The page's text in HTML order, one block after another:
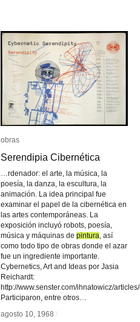
obras
Serendipia Cibernética
…rdenador: el arte, la música, la
poesía, la danza, la escultura, la
animación. La idea principal fue
examinar el papel de la cibernética en
las artes contemporáneas. La
exposición incluyó robots, poesía,
música y máquinas de pintura , así
como todo tipo de obras donde el azar
fue un ingrediente importante.
Cybernetics, Art and Ideas por Jasia
Reichardt:
http://www.senster.com/ihnatowicz/
Participaron, entre otros…
agosto 10, 1968 /
obras
Serendipia Cibernética
pintura
agosto 10, 1968